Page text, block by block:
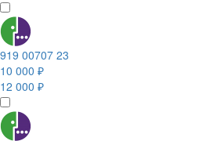
919 00707 23
10 000 ₽
12 000 ₽